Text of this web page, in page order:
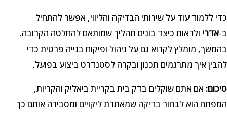
כדי ללמוד עוד על שירותי הבדיקה והליווי, אפשר להתחיל
ב-אדרי ולראות כיצד בונים תהליך שמותאם להחלטה הקרובה.
בהמשך, מומלץ לקרוא גם על ניהול ופיקוח בנייה פרטית כדי
להבין איך מתרגמים תכנון ובקרה לסטנדרט ביצוע בפועל.
סיכום: אם אתם שוקלים בדק בית בקריית ביאליק והקריות,
המפתח הוא לבחור בדיקה שמאתרת ליקויים ומסבירה אותם כך